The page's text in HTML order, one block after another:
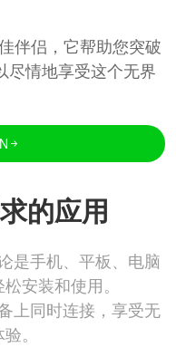
伴侣，它帮助您突破
尽情地享受这个无界
的应用
是手机、平板、电脑
安装和使用。
上同时连接，享受无
。